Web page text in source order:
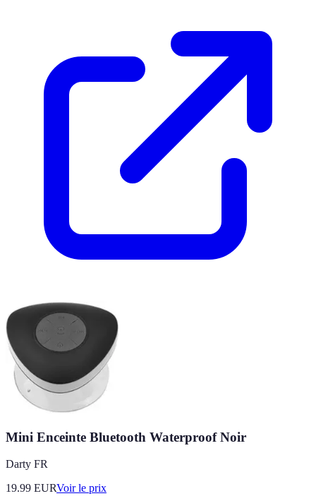
Mini Enceinte Bluetooth Waterproof Noir
Darty FR
19.99 EURVoir le prix